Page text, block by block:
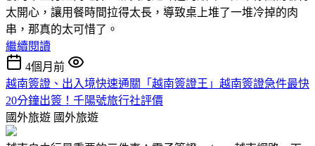
太開心，讓用餐時間拉得太長，導致桌上堆了一堆冷掉的肉
串，那真的太可惜了。
繼續閱讀
4個月前
越南簽證、出入境快速通關「越南簽證王」越南簽證急件最快
20分鐘出簽！千陽號旅行社評價
國外旅遊 國外旅遊